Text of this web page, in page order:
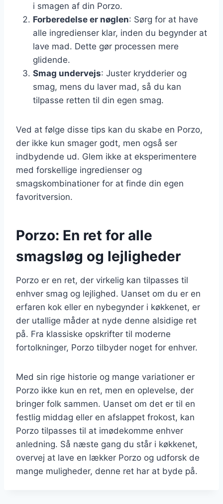
i smagen af din Porzo.
Forberedelse er nøglen: Sørg for at have
alle ingredienser klar, inden du begynder at
lave mad. Dette gør processen mere
glidende.
Smag undervejs: Juster krydderier og
smag, mens du laver mad, så du kan
tilpasse retten til din egen smag.
Ved at følge disse tips kan du skabe en Porzo,
der ikke kun smager godt, men også ser
indbydende ud. Glem ikke at eksperimentere
med forskellige ingredienser og
smagskombinationer for at finde din egen
favoritversion.
Porzo: En ret for alle
smagsløg og lejligheder
Porzo er en ret, der virkelig kan tilpasses til
enhver smag og lejlighed. Uanset om du er en
erfaren kok eller en nybegynder i køkkenet, er
der utallige måder at nyde denne alsidige ret
på. Fra klassiske opskrifter til moderne
fortolkninger, Porzo tilbyder noget for enhver.
Med sin rige historie og mange variationer er
Porzo ikke kun en ret, men en oplevelse, der
bringer folk sammen. Uanset om det er til en
festlig middag eller en afslappet frokost, kan
Porzo tilpasses til at imødekomme enhver
anledning. Så næste gang du står i køkkenet,
overvej at lave en lækker Porzo og udforsk de
mange muligheder, denne ret har at byde på.